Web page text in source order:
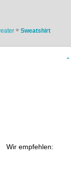
» Sweatshirt
«
Wir empfehlen: